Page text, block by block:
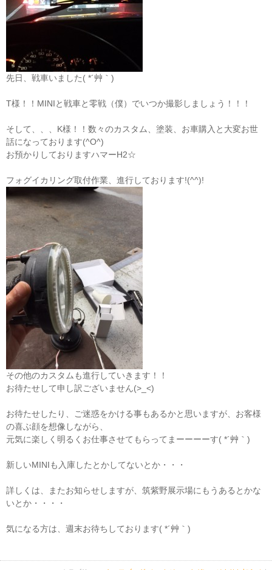
先日、戦車いました( *´艸｀)
T様！！MINIと戦車と零戦（僕）でいつか撮影しましょう！！！
そして、、、K様！！数々のカスタム、塗装、お車購入と大変お世
話になっております(^O^)
お預かりしておりますハマーH2☆
フォグイカリング取付作業、進行しております!(^^)!
その他のカスタムも進行していきます！！
お待たせして申し訳ございません(>_<)
お待たせしたり、ご迷惑をかける事もあるかと思いますが、お客様
の喜ぶ顔を想像しながら、
元気に楽しく明るくお仕事させてもらってまーーーーす( *´艸｀)
新しいMINIも入庫したとかしてないとか・・・
詳しくは、またお知らせしますが、筑紫野展示場にもうあるとかな
いとか・・・・
気になる方は、週末お待ちしております( *´艸｀)